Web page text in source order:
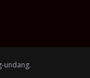
undang.